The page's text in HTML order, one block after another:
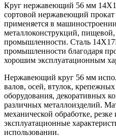
Круг нержавеющий 56 мм
сортовой нержавеющий прокат
применяется в
металлоконструкций,
промышленности. Сталь
промышленности благодаря
хорошим эксплуатационным
Нержавеющий круг 56 мм
валов, осей, втулок,
оборудования, декоративных
различных металлоизделий.
механической обработке, резке
эксплуатационные
использовании.